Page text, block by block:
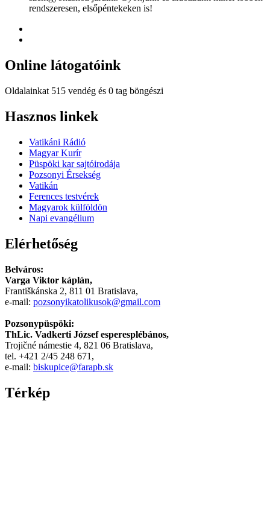
rendszeresen, elsőpéntekeken is!
Online látogatóink
Oldalainkat 515 vendég és 0 tag böngészi
Hindi
Blue
سكس
سكس
مترجم
سكس
مصري
Arab
Hasznos linkek
Vatikáni Rádió
Magyar Kurír
Püspöki kar sajtóirodája
Pozsonyi Érsekség
Vatikán
Ferences testvérek
Magyarok külföldön
Napi evangélium
Elérhetőség
Belváros:
Varga Viktor káplán,
Františkánska 2, 811 01 Bratislava,
e-mail: pozsonyikatolikusok@gmail.com
Pozsonypüspöki:
ThLic. Vadkerti József esperesplébános,
Trojičné námestie 4, 821 06 Bratislava,
tel. +421 2/45 248 671,
e-mail: biskupice@farapb.sk
Térkép